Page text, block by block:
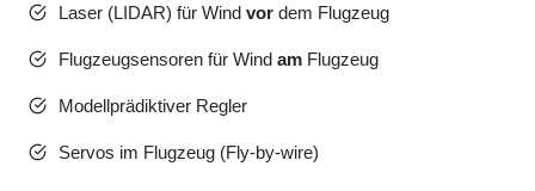
Laser (LIDAR) für Wind vor dem Flugzeug
Flugzeugsensoren für Wind am Flugzeug
Modellprädiktiver Regler
Servos im Flugzeug (Fly-by-wire)